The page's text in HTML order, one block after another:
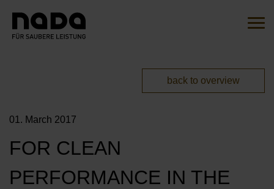
back to overview
01. March 2017
FOR CLEAN
PERFORMANCE IN THE